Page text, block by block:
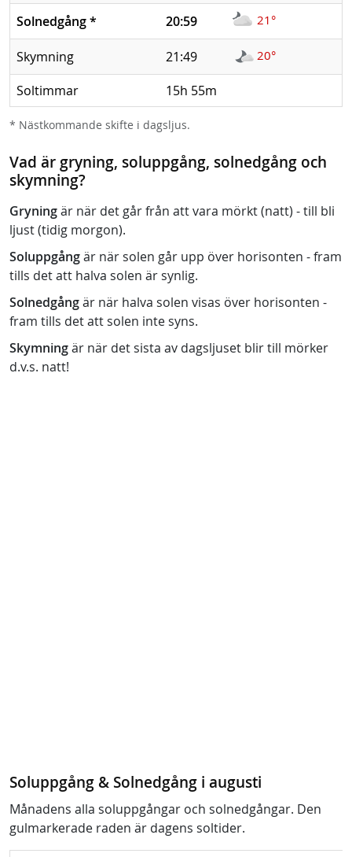
Solnedgång* 20:59 21°
Skymning 21:49 20°
Soltimmar 15h 55m
* Nästkommande skifte i dagsljus.
Vad är gryning, soluppgång, solnedgång och
skymning?
Gryningär när det går från att vara mörkt (natt) - till bli
ljust (tidig morgon).
Soluppgångär när solen går upp över horisonten - fram
tills det att halva solen är synlig.
Solnedgångär när halva solen visas över horisonten -
fram tills det att solen inte syns.
Skymningär när det sista av dagsljuset blir till mörker
d.v.s. natt!
Soluppgång & Solnedgång i augusti
Månadens alla soluppgångar och solnedgångar. Den
gulmarkerade raden är dagens soltider.